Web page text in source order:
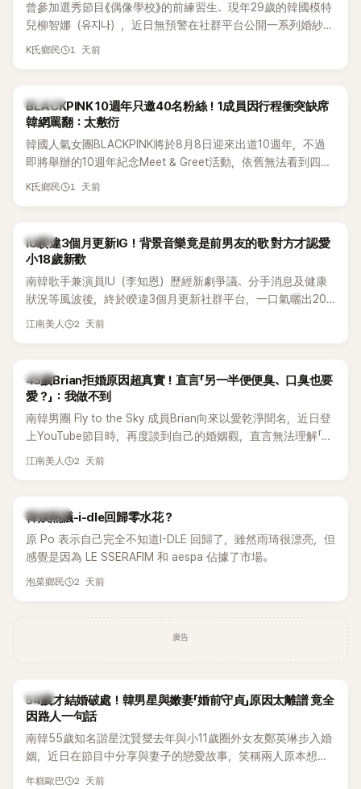
曾參加選秀節目《偶像學校》的前練習生、現年29歲的韓國模特
兒柳智娜（유지나），近日無預警在社群平台公開一系列婚紗
照，親自宣布即將步入婚姻，消息曝光後讓不少曾追看節目的
K氏鄉民 1 天前
K-POP
BLACKPINK 10週年只邀40名粉絲！1成員因行程衝突缺席
韓網罵翻：太敷衍
韓國人氣女團BLACKPINK將於8月8日迎來出道10週年，不過
即將舉辦的10週年紀念Meet & Greet活動，依舊無法看到四人
合體。根據韓媒《MyDaily》7日報導，當天將由Jisoo（智秀）、
K氏鄉民 1 天前
韓星
IU睽違3個月更新IG！背景音樂竟是前男友的歌 對方才認愛
小18歲新歡
南韓歌手兼演員IU（李知恩）歷經新劇爭議、分手消息及健康
狀況等風波後，終於睽違3個月更新社群平台，一口氣曬出20
張近況照，讓大批粉絲又驚又喜。不過，比起照片本身，更引
江南美人 2 天前
韓星
45歲Brian拒婚原因超真實！直言「另一半便便臭、口臭也要
愛？」：我做不到
南韓男團 Fly to the Sky 成員Brian向來以愛乾淨聞名，近日登
上YouTube節目時，再度談到自己的婚姻觀，直言無法理解「連
另一半的口臭、便便臭都要愛」這種說法，更大方表明自己是不
江南美人 2 天前
熱議討論
韓娛熱議-i-dle回歸零水花？
原 Po 表示自己完全不知道I-DLE 回歸了，雖然雨琦很漂亮，但
感覺是因為 LE SSERAFIM 和 aespa 佔據了市場。
泡菜鄉民 2 天前
廣告
韓星
54歲才結婚破處！韓男星與嫩妻「婚前守貞」原因太離譜 竟全
因路人一句話
南韓55歲知名諧星沈賢燮去年與小11歲圈外女友鄭英琳步入婚
姻，近日在節目中分享與妻子的戀愛故事，笑稱兩人原本想享
受兩人世界，沒想到站在飯店門口時竟被路人認出，還一路替
年糕歐巴 2 天前